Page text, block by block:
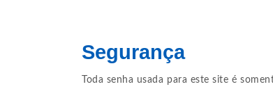
Segurança
Toda senha usada para este site é